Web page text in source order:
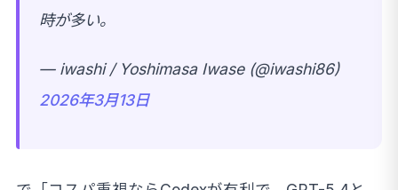
時が多い。
— iwashi / Yoshimasa Iwase (@iwashi86)
2026年3月13日